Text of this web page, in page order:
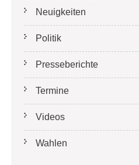
Neuigkeiten
Politik
Presseberichte
Termine
Videos
Wahlen